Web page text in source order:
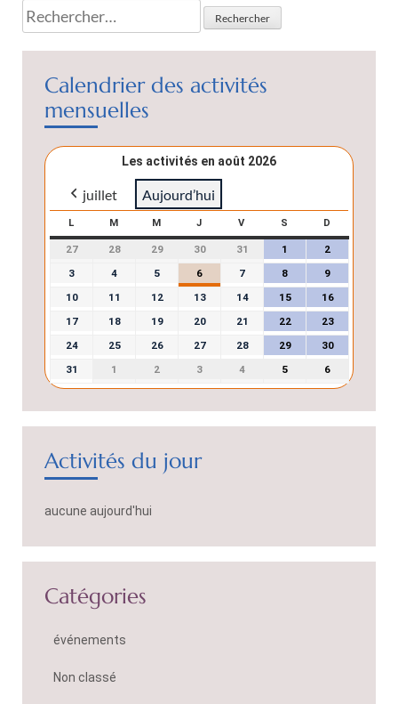
Calendrier des activités
mensuelles
Les activités en août 2026
juillet Aujourd’hui
L M M J V S D
27 28 29 30 31 1
2
3
4 5 6 7 8
9
10
11 12 13 14 15
16
17
18 19 20 21 22
23
24
25 26 27 28 29
30
31
1 2 3 4 5 6
Activités du jour
aucune aujourd'hui
Catégories
événements
Non classé